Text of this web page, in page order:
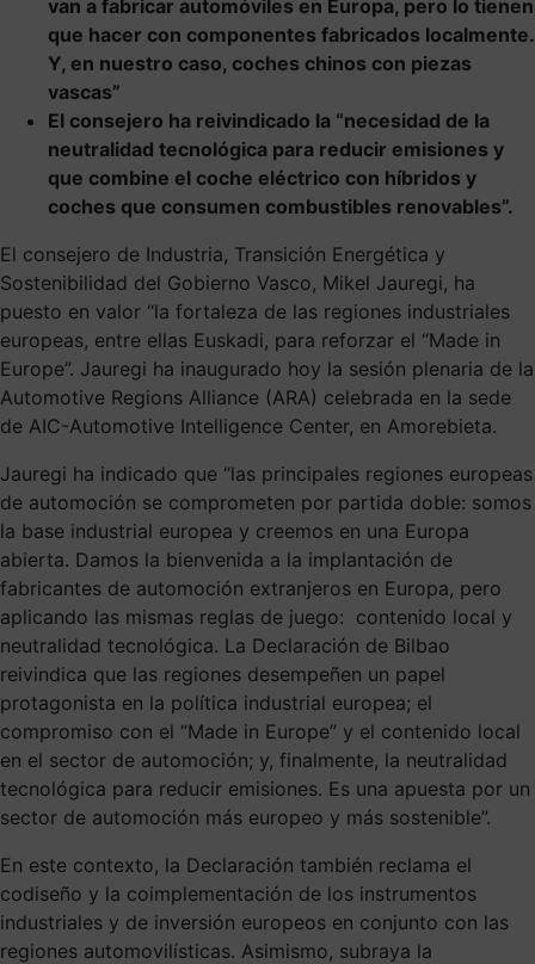
van a fabricar automóviles en Europa, pero lo tienen
que hacer con componentes fabricados localmente.
Y, en nuestro caso, coches chinos con piezas
vascas”
El consejero ha reivindicado la “necesidad de la
neutralidad tecnológica para reducir emisiones y
que combine el coche eléctrico con híbridos y
coches que consumen combustibles renovables”.
El consejero de Industria, Transición Energética y
Sostenibilidad del Gobierno Vasco, Mikel Jauregi, ha
puesto en valor “la fortaleza de las regiones industriales
europeas, entre ellas Euskadi, para reforzar el “Made in
Europe”. Jauregi ha inaugurado hoy la sesión plenaria de la
Automotive Regions Alliance (ARA) celebrada en la sede
de AIC-Automotive Intelligence Center, en Amorebieta.
Jauregi ha indicado que “las principales regiones europeas
de automoción se comprometen por partida doble: somos
la base industrial europea y creemos en una Europa
abierta. Damos la bienvenida a la implantación de
fabricantes de automoción extranjeros en Europa, pero
aplicando las mismas reglas de juego: contenido local y
neutralidad tecnológica. La Declaración de Bilbao
reivindica que las regiones desempeñen un papel
protagonista en la política industrial europea; el
compromiso con el “Made in Europe” y el contenido local
en el sector de automoción; y, finalmente, la neutralidad
tecnológica para reducir emisiones. Es una apuesta por un
sector de automoción más europeo y más sostenible”.
En este contexto, la Declaración también reclama el
codiseño y la coimplementación de los instrumentos
industriales y de inversión europeos en conjunto con las
regiones automovilísticas. Asimismo, subraya la